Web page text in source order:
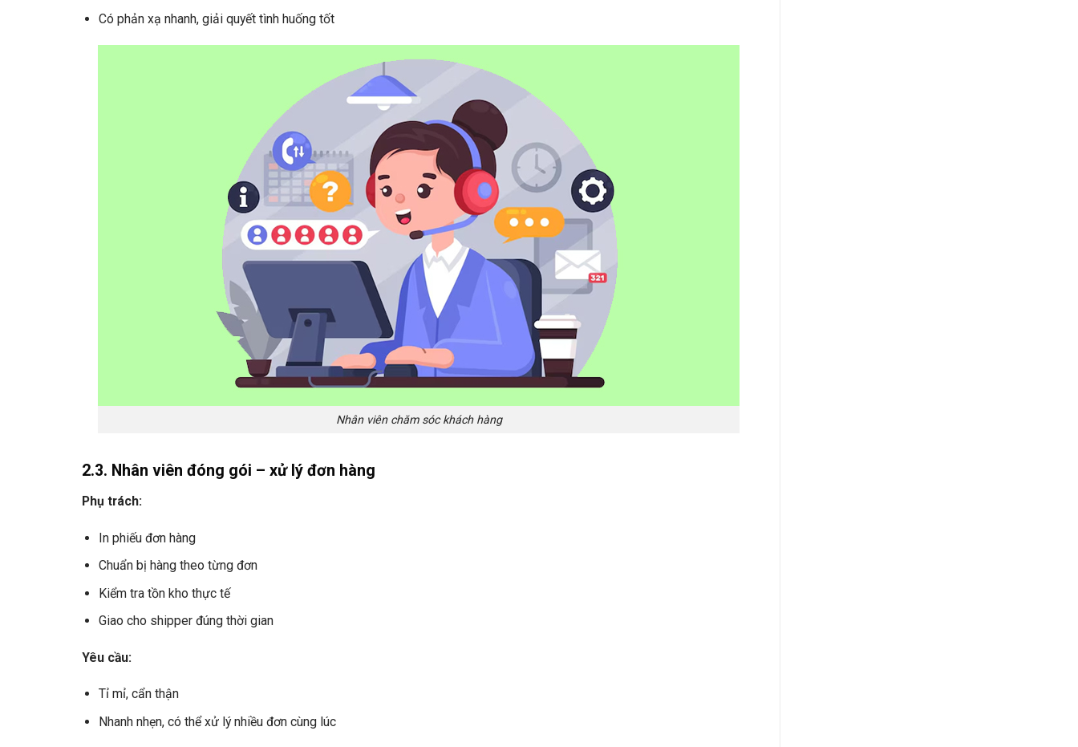
Có phản xạ nhanh, giải quyết tình huống tốt
Nhân viên chăm sóc khách hàng
2.3. Nhân viên đóng gói – xử lý đơn hàng
Phụ trách:
In phiếu đơn hàng
Chuẩn bị hàng theo từng đơn
Kiểm tra tồn kho thực tế
Giao cho shipper đúng thời gian
Yêu cầu:
Tỉ mỉ, cẩn thận
Nhanh nhẹn, có thể xử lý nhiều đơn cùng lúc